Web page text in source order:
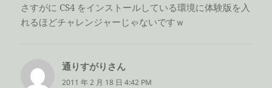
さすがに CS4 をインストールしている環境に体験版を入
れるほどチャレンジャーじゃないですｗ
通りすがりさん
り:
2011 年 2 月 18 日 4:42 PM